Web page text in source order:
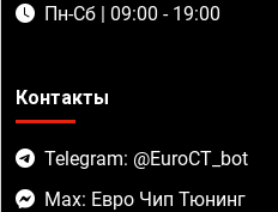
Пн-Сб | 09:00 - 19:00
Контакты
Telegram: @EuroCT_bot
Max: Евро Чип Тюнинг